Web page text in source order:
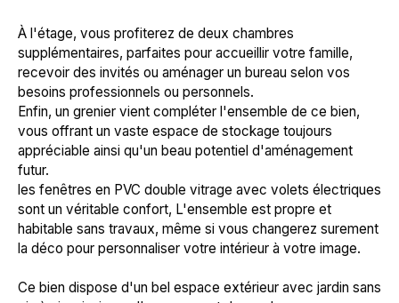
À l'étage, vous profiterez de deux chambres
supplémentaires, parfaites pour accueillir votre famille,
recevoir des invités ou aménager un bureau selon vos
besoins professionnels ou personnels.
Enfin, un grenier vient compléter l'ensemble de ce bien,
vous offrant un vaste espace de stockage toujours
appréciable ainsi qu'un beau potentiel d'aménagement
futur.
les fenêtres en PVC double vitrage avec volets électriques
sont un véritable confort, L'ensemble est propre et
habitable sans travaux, même si vous changerez surement
la déco pour personnaliser votre intérieur à votre image.
Ce bien dispose d'un bel espace extérieur avec jardin sans